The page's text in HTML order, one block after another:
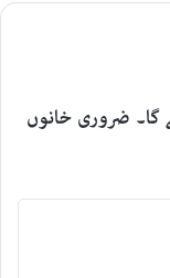
گا۔ ضروری خانوں